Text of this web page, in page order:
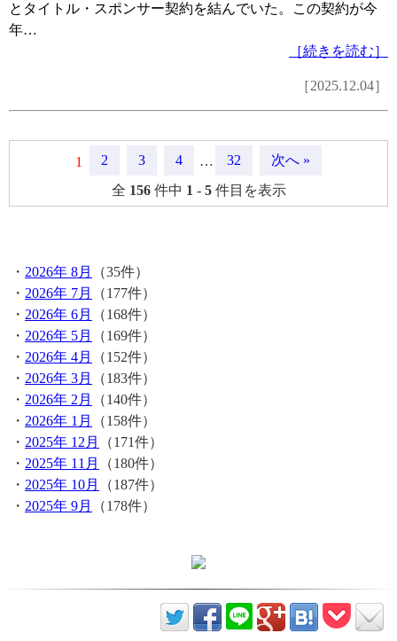
とタイトル・スポンサー契約を結んでいた。この契約が今
年…
［続きを読む］
［2025.12.04］
1 2 3 4 … 32
次へ »
全 156件中 1 - 5件目を表示
・ 2026年 8月
（35件）
・ 2026年 7月
（177件）
・ 2026年 6月
（168件）
・ 2026年 5月
（169件）
・ 2026年 4月
（152件）
・ 2026年 3月
（183件）
・ 2026年 2月
（140件）
・ 2026年 1月
（158件）
・ 2025年 12月
（171件）
・ 2025年 11月
（180件）
・ 2025年 10月
（187件）
・ 2025年 9月 （178件）